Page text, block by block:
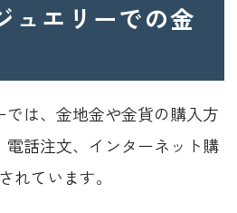
ュエリーでの金
では、金地金や金貨の購入方
話注文、インターネット購
れています。